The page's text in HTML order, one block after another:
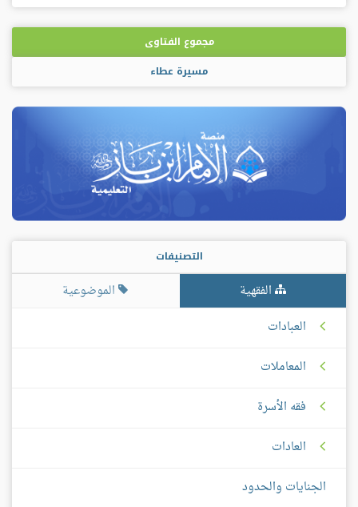
مجموع الفتاوى
مسيرة عطاء
التصنيفات
الفقهية
الموضوعية
العبادات
المعاملات
فقه الأسرة
العادات
الجنايات والحدود